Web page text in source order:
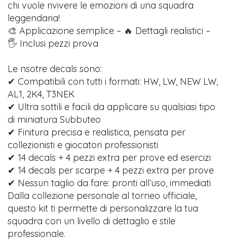
chi vuole rivivere le emozioni di una squadra
leggendaria!
🎨 Applicazione semplice – 🔥 Dettagli realistici –
🖐️ Inclusi pezzi prova
Le nsotre decals sono:
✔ Compatibili con tutti i formati: HW, LW, NEW LW,
AL1, 2K4, T3NEK
✔ Ultra sottili e facili da applicare su qualsiasi tipo
di miniatura Subbuteo
✔ Finitura precisa e realistica, pensata per
collezionisti e giocatori professionisti
✔ 14 decals + 4 pezzi extra per prove ed esercizi
✔ 14 decals per scarpe + 4 pezzi extra per prove
✔ Nessun taglio da fare: pronti all’uso, immediati
Dalla collezione personale al torneo ufficiale,
questo kit ti permette di personalizzare la tua
squadra con un livello di dettaglio e stile
professionale.